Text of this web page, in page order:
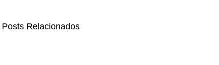
Posts Relacionados